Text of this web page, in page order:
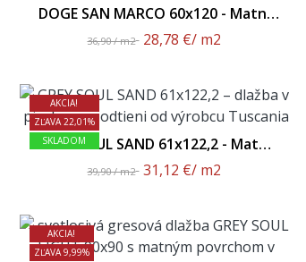
DOGE SAN MARCO 60x120 - Matný
Povrch
36,90 / m2 28,78 €/ m2
AKCIA!
ZĽAVA 22,01%
SKLADOM
GREY SOUL SAND 61x122,2 - Matný
Povrch
39,90 / m2 31,12 €/ m2
AKCIA!
ZĽAVA 9,99%